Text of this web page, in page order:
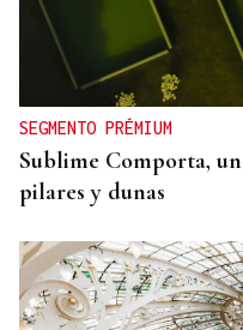
SEGMENTO PRÉMIUM
Sublime Comporta,
pilares y dunas